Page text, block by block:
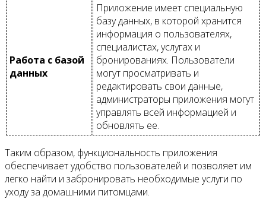
Работа с базой
данных
Приложение имеет специальную
базу данных, в которой хранится
информация о пользователях,
специалистах, услугах и
бронированиях. Пользователи
могут просматривать и
редактировать свои данные,
администраторы приложения могут
управлять всей информацией и
обновлять ее.
Таким образом, функциональность приложения
обеспечивает удобство пользователей и позволяет им
легко найти и забронировать необходимые услуги по
уходу за домашними питомцами.